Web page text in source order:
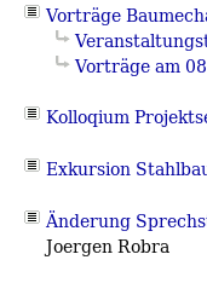
Vorträge
Vorträge am
Kolloqium
Exkursion
Änderung
Joergen Robra